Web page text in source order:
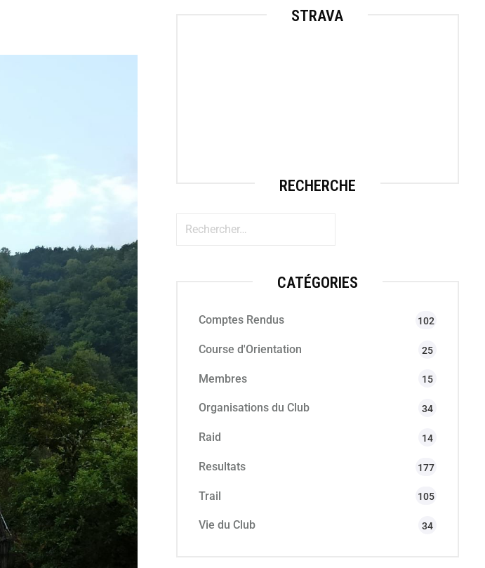
STRAVA
RECHERCHE
CATÉGORIES
Comptes Rendus 102
Course d'Orientation 25
Membres 15
Organisations du Club 34
Raid 14
Resultats 177
Trail 105
Vie du Club 34